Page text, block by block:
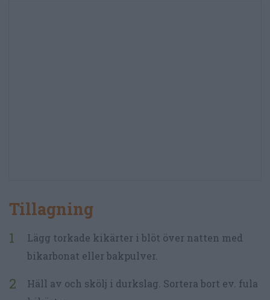
Tillagning
Lägg torkade kikärter i blöt över natten med
bikarbonat eller bakpulver.
Häll av och skölj i durkslag. Sortera bort ev. fula